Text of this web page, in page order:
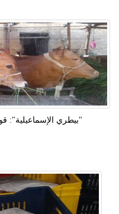
"بيطري الإسماعيلية":